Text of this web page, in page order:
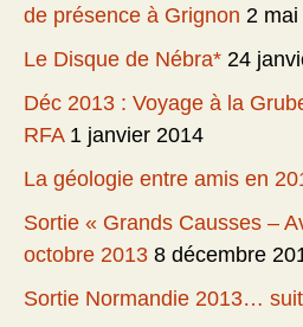
de présence à Grignon 2
Le Disque de Nébra* 24
Déc 2013 : Voyage à la
RFA 1 janvier 2014
La géologie entre amis en
Sortie « Grands Causses –
octobre 2013 8 décembre
Sortie Normandie 2013…